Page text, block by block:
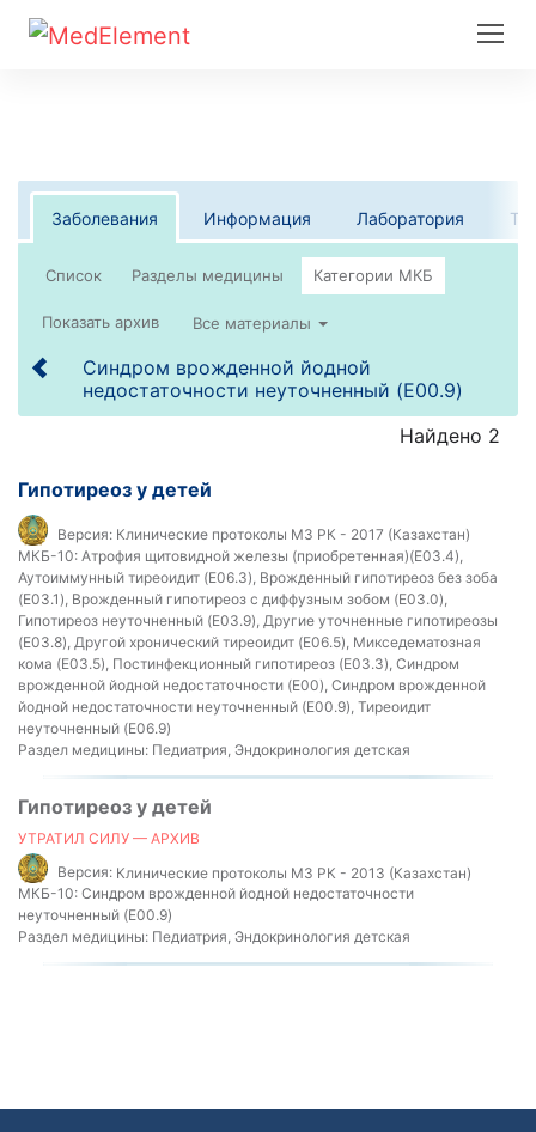
Заболевания Информация Лаборатория
Список
Все материалы
Синдром врожденной йодной
недостаточности неуточненный (E00.9)
Найдено 2
Гипотиреоз у детей
Версия: Клинические протоколы МЗ РК - 2017 (Казахстан)
МКБ-10: Атрофия щитовидной железы (приобретенная)(E03.4),
Аутоиммунный тиреоидит (E06.3), Врожденный гипотиреоз без зоба
(E03.1), Врожденный гипотиреоз с диффузным зобом (E03.0),
Гипотиреоз неуточненный (E03.9), Другие уточненные гипотиреозы
(E03.8), Другой хронический тиреоидит (E06.5), Микседематозная
кома (E03.5), Постинфекционный гипотиреоз (E03.3), Синдром
врожденной йодной недостаточности (E00), Синдром врожденной
йодной недостаточности неуточненный (E00.9), Тиреоидит
неуточненный (E06.9)
Раздел медицины: Педиатрия, Эндокринология детская
Гипотиреоз у детей
УТРАТИЛ СИЛУ — АРХИВ
Версия: Клинические протоколы МЗ РК - 2013 (Казахстан)
МКБ-10: Синдром врожденной йодной недостаточности
неуточненный (E00.9)
Раздел медицины: Педиатрия, Эндокринология детская